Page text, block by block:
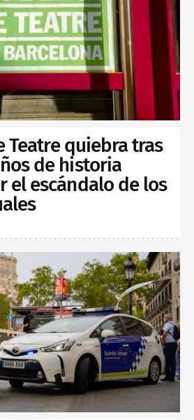
Teatre quiebra tras
de historia
el escándalo de los